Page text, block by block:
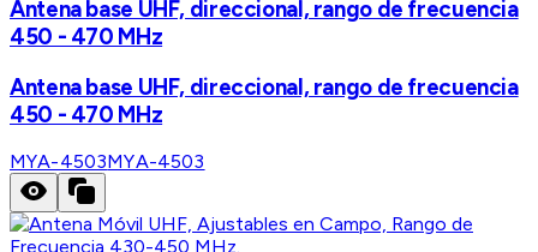
Antena base UHF, direccional, rango de frecuencia
450 - 470 MHz
Antena base UHF, direccional, rango de frecuencia
450 - 470 MHz
MYA-4503MYA-4503